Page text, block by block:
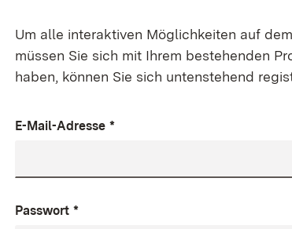
Um alle interaktiven Möglichkeiten auf
müssen Sie sich mit Ihrem bestehenden
haben, können Sie sich untenstehend
E-Mail-Adresse *
Passwort *